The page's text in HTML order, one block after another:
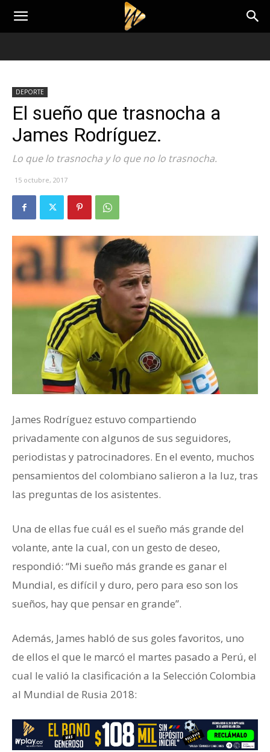
DEPORTE
El sueño que trasnocha a
James Rodríguez.
Lo que lo trasnocha y lo que no lo trasnocha.
15 octubre, 2017
James Rodríguez estuvo compartiendo
privadamente con algunos de sus seguidores,
periodistas y patrocinadores. En el evento, muchos
pensamientos del colombiano salieron a la luz, tras
las preguntas de los asistentes.
Una de ellas fue cuál es el sueño más grande del
volante, ante la cual, con un gesto de deseo,
respondió: “Mi sueño más grande es ganar el
Mundial, es difícil y duro, pero para eso son los
sueños, hay que pensar en grande”.
Además, James habló de sus goles favoritos, uno
de ellos el que le marcó el martes pasado a Perú, el
cual le valió la clasificación a la Selección Colombia
al Mundial de Rusia 2018: